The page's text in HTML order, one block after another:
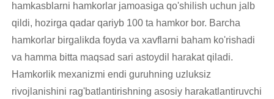
hamkasblarni hamkorlar jamoasiga qo'shilish uchun jalb
qildi, hozirga qadar qariyb 100 ta hamkor bor. Barcha
hamkorlar birgalikda foyda va xavflarni baham ko'rishadi
va hamma bitta maqsad sari astoydil harakat qiladi.
Hamkorlik mexanizmi endi guruhning uzluksiz
rivojlanishini rag'batlantirishning asosiy harakatlantiruvchi